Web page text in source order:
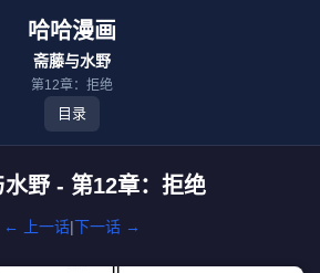
哈哈漫画
斋藤与水野
第12章：拒绝
目录
水野 - 第12章：拒绝
← 上一话|下一话 →